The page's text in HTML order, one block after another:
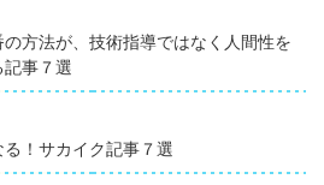
方法が、技術指導ではなく人間性を
事７選
！サカイク記事７選